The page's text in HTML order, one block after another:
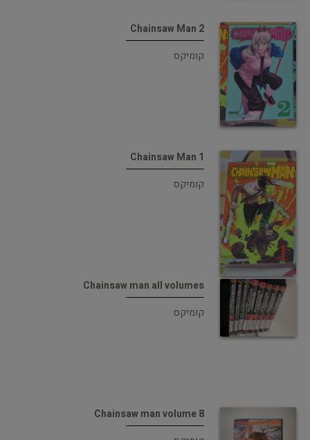
Chainsaw Man 2
קומיקס
Chainsaw Man 1
קומיקס
Chainsaw man all volumes
קומיקס
Chainsaw man volume 8